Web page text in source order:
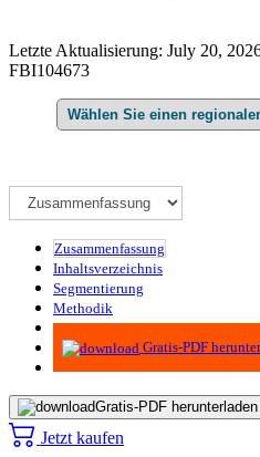
Letzte Aktualisierung: July 20,
FBI104673
Zusammenfassung
Inhaltsverzeichnis
Segmentierung
Methodik
Infografiken
Gratis-PDF
Gratis-PDF herunterladen
Jetzt kaufen